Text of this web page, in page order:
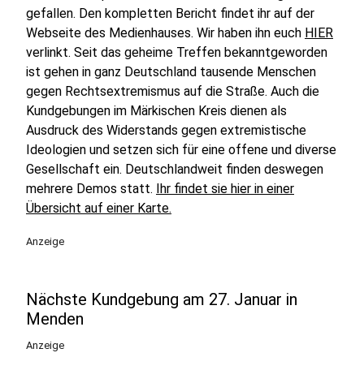
gefallen. Den kompletten Bericht findet ihr auf der
Webseite des Medienhauses. Wir haben ihn euch HIER
verlinkt. Seit das geheime Treffen bekanntgeworden
ist gehen in ganz Deutschland tausende Menschen
gegen Rechtsextremismus auf die Straße. Auch die
Kundgebungen im Märkischen Kreis dienen als
Ausdruck des Widerstands gegen extremistische
Ideologien und setzen sich für eine offene und diverse
Gesellschaft ein. Deutschlandweit finden deswegen
mehrere Demos statt. Ihr findet sie hier in einer
Übersicht auf einer Karte.
Anzeige
Nächste Kundgebung am 27. Januar in
Menden
Anzeige